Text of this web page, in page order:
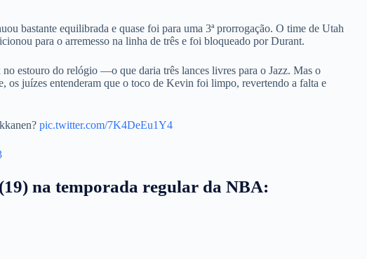
bastante equilibrada e quase foi para uma 3ª prorrogação. O time de Utah
para o arremesso na linha de três e foi bloqueado por Durant.
estouro do relógio —o que daria três lances livres para o Jazz. Mas o
os juízes entenderam que o toco de Kevin foi limpo, revertendo a falta e
pic.twitter.com/7K4DeEu1Y4
na temporada regular da NBA: